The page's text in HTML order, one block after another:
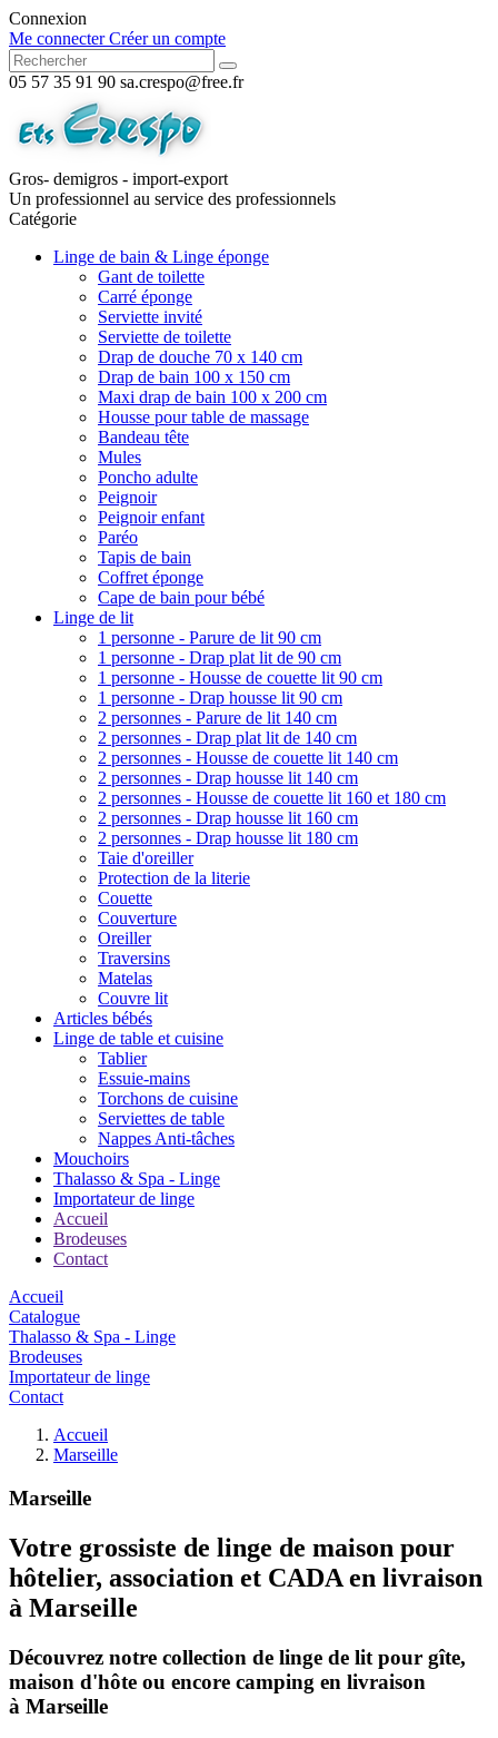
Connexion
Me connecter Créer un compte
05 57 35 91 90 sa.crespo@free.fr
Gros- demigros - import-export
Un professionnel au service des professionnels
Catégorie
Linge de bain & Linge éponge
Gant de toilette
Carré éponge
Serviette invité
Serviette de toilette
Drap de douche 70 x 140 cm
Drap de bain 100 x 150 cm
Maxi drap de bain 100 x 200 cm
Housse pour table de massage
Bandeau tête
Mules
Poncho adulte
Peignoir
Peignoir enfant
Paréo
Tapis de bain
Coffret éponge
Cape de bain pour bébé
Linge de lit
1 personne - Parure de lit 90 cm
1 personne - Drap plat lit de 90 cm
1 personne - Housse de couette lit 90 cm
1 personne - Drap housse lit 90 cm
2 personnes - Parure de lit 140 cm
2 personnes - Drap plat lit de 140 cm
2 personnes - Housse de couette lit 140 cm
2 personnes - Drap housse lit 140 cm
2 personnes - Housse de couette lit 160 et 180 cm
2 personnes - Drap housse lit 160 cm
2 personnes - Drap housse lit 180 cm
Taie d'oreiller
Protection de la literie
Couette
Couverture
Oreiller
Traversins
Matelas
Couvre lit
Articles bébés
Linge de table et cuisine
Tablier
Essuie-mains
Torchons de cuisine
Serviettes de table
Nappes Anti-tâches
Mouchoirs
Thalasso & Spa - Linge
Importateur de linge
Accueil
Brodeuses
Contact
Accueil
Catalogue
Thalasso & Spa - Linge
Brodeuses
Importateur de linge
Contact
Accueil
Marseille
Marseille
Votre grossiste de linge de maison pour
hôtelier, association et CADA en livraison
à Marseille
Découvrez notre collection de linge de lit pour gîte,
maison d'hôte ou encore camping en livraison
à Marseille